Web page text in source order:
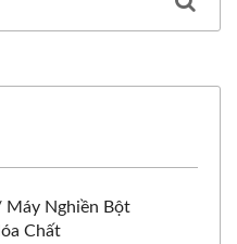
Máy Nghiền Bột
Chất